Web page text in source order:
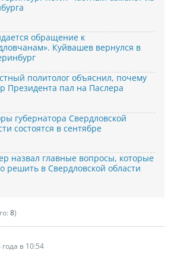
обращение к
Куйвашев вернулся в
политолог объяснил, почему
Президента пал на Паслера
губернатора Свердловской
состоятся в сентябре
назвал главные вопросы, которые
решить в Свердловской области
8)
в 10:54